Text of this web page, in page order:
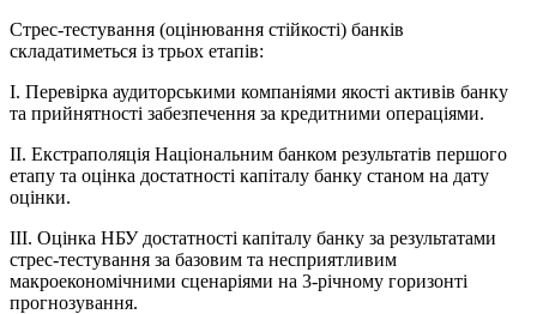
Стрес-тестування (оцінювання стійкості) банків
складатиметься із трьох етапів:
І. Перевірка аудиторськими компаніями якості активів банку
та прийнятності забезпечення за кредитними операціями.
ІІ. Екстраполяція Національним банком результатів першого
етапу та оцінка достатності капіталу банку станом на дату
оцінки.
III. Оцінка НБУ достатності капіталу банку за результатами
стрес-тестування за базовим та несприятливим
макроекономічними сценаріями на 3-річному горизонті
прогнозування.